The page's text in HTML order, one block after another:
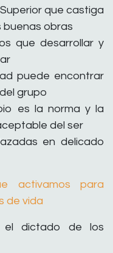
que castiga
buenas obras
que desarrollar y
puede encontrar
grupo
es la norma y la
del ser
en delicado
activamos para
de vida
el dictado de los